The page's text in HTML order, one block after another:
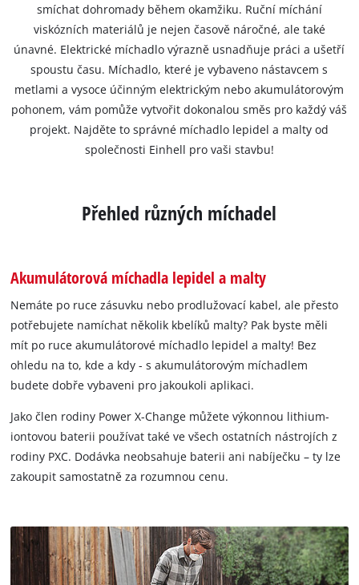
smíchat dohromady během okamžiku. Ruční míchání
viskózních materiálů je nejen časově náročné, ale také
únavné. Elektrické míchadlo výrazně usnadňuje práci a ušetří
spoustu času. Míchadlo, které je vybaveno nástavcem s
metlami a vysoce účinným elektrickým nebo akumulátorovým
pohonem, vám pomůže vytvořit dokonalou směs pro každý váš
projekt. Najděte to správné míchadlo lepidel a malty od
společnosti Einhell pro vaši stavbu!
Přehled různých míchadel
Akumulátorová míchadla lepidel a malty
Nemáte po ruce zásuvku nebo prodlužovací kabel, ale přesto
potřebujete namíchat několik kbelíků malty? Pak byste měli
mít po ruce akumulátorové míchadlo lepidel a malty! Bez
ohledu na to, kde a kdy - s akumulátorovým míchadlem
budete dobře vybaveni pro jakoukoli aplikaci.
Jako člen rodiny Power X-Change můžete výkonnou lithium-
iontovou baterii používat také ve všech ostatních nástrojích z
rodiny PXC. Dodávka neobsahuje baterii ani nabíječku – ty lze
zakoupit samostatně za rozumnou cenu.